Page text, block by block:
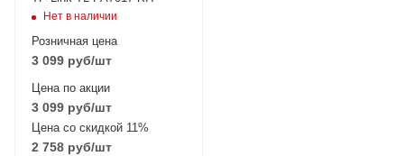
Нет в наличии
Розничная цена
3 099 руб/шт
Цена по акции
3 099 руб/шт
Цена со скидкой 11%
2 758 руб/шт